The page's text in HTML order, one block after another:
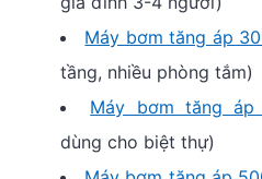
Máy bơm tăng áp
tầng, nhiều phòng tắm)
Máy bơm tăng áp
dùng cho biệt thự)